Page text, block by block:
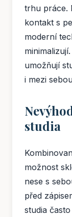
trhu práce.
kontakt s
moderní
umožňují
i mezi
studia
možnost
nese s
před
studia